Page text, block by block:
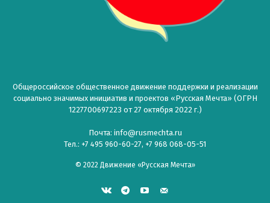
Общероссийское общественное движение поддержки и реализации
социально значимых инициатив и проектов «Русская Мечта» (ОГРН
1227700697223 от 27 октября 2022 г.)
Почта: info@rusmechta.ru
Тел.: +7 495 960-60-27, +7 968 068-05-51
© 2022 Движение «Русская Мечта»